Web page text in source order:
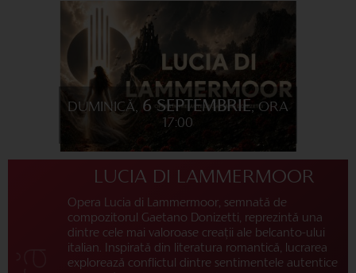
DUMINICĂ, 6 SEPTEMBRIE, ORA
17:00
LUCIA DI LAMMERMOOR
Opera Lucia di Lammermoor, semnată de
compozitorul Gaetano Donizetti, reprezintă una
dintre cele mai valoroase creații ale belcanto-ului
italian. Inspirată din literatura romantică, lucrarea
explorează conflictul dintre sentimentele autentice